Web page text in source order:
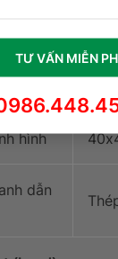
hình
dẫn
TƯ VẤN MIỄN